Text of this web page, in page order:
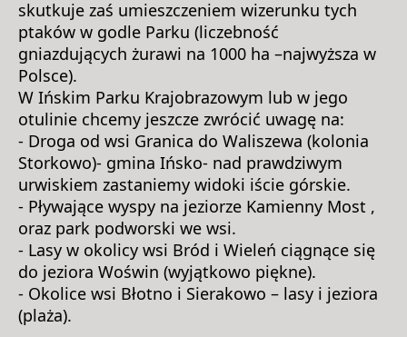
skutkuje zaś umieszczeniem wizerunku tych
ptaków w godle Parku (liczebność
gniazdujących żurawi na 1000 ha –najwyższa w
Polsce).
W Ińskim Parku Krajobrazowym lub w jego
otulinie chcemy jeszcze zwrócić uwagę na:
- Droga od wsi Granica do Waliszewa (kolonia
Storkowo)- gmina Ińsko- nad prawdziwym
urwiskiem zastaniemy widoki iście górskie.
- Pływające wyspy na jeziorze Kamienny Most ,
oraz park podworski we wsi.
- Lasy w okolicy wsi Bród i Wieleń ciągnące się
do jeziora Woświn (wyjątkowo piękne).
- Okolice wsi Błotno i Sierakowo – lasy i jeziora
(plaża).